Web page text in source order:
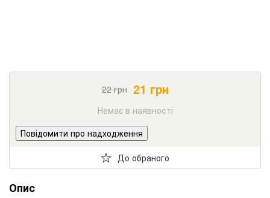
22грн 21 грн
Немає в наявності
Повідомити про надходження
До обраного
Опис